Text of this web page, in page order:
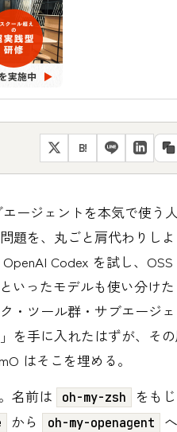
B!
ージェントを本気で使う
題を、丸ごと肩代わりしよ
Codex を試し、OSS
いったモデルも使い分けた
・ツール群・サブエージ
を手に入れたはずが、その
はそこを埋める。
名前は
oh-my-zsh
をも
から oh-my-openagent